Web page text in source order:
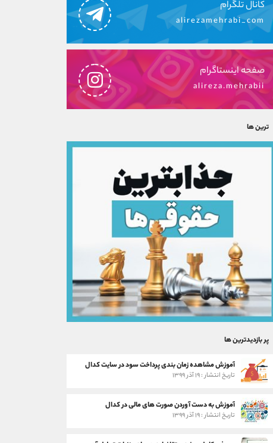
کانال تلگرام
alirezamehrabi_com
صفحه اینستاگرام
alireza.mehrabii
ترین ها
پر بازدیدترین ها
آموزش مشاهده زمان بندی پرداخت سود در سایت کدال
تاریخ انتشار : ۱۹ آذر ۱۳۹۹
آموزش به دست آوردن صورت های مالی در کدال
تاریخ انتشار : ۱۹ آذر ۱۳۹۹